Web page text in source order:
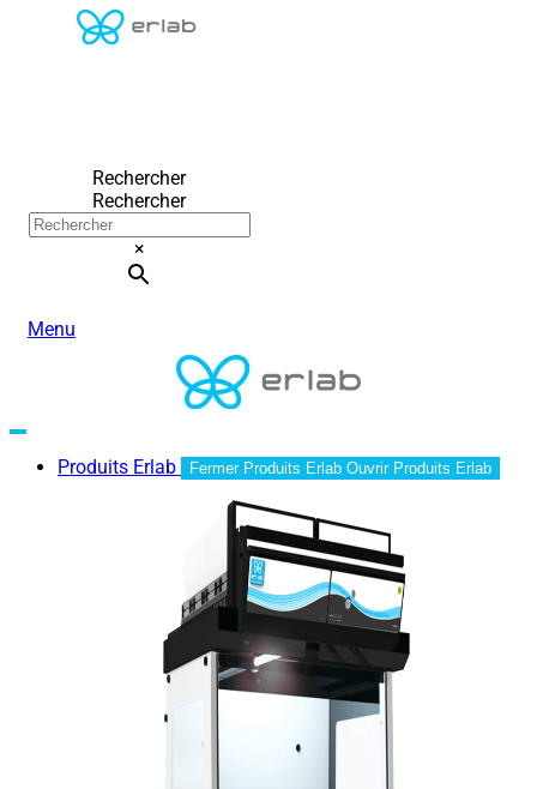
Rechercher
Rechercher
×
Menu
Produits Erlab Fermer Produits Erlab Ouvrir Produits Erlab